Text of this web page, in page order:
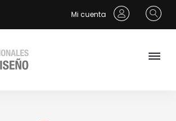
Mi cuenta